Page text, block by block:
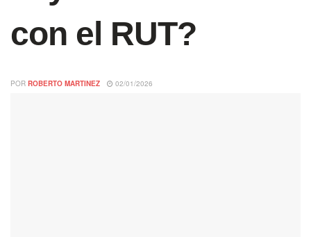
con el RUT?
POR ROBERTO MARTINEZ 02/01/2026